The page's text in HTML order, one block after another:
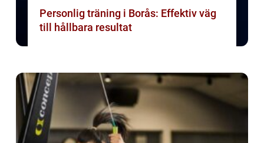
Personlig träning i Borås: Effektiv väg
till hållbara resultat